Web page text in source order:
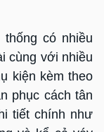
có nhiều
cùng với nhiều
kiện kèm theo
phục cách tân
tiết chính như